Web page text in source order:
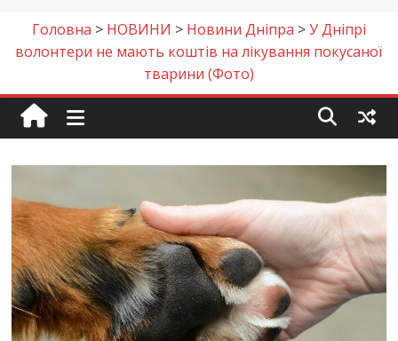
Головна > НОВИНИ > Новини Дніпра >У Дніпрі
волонтери не мають коштів на лікування покусаної
тварини (Фото)